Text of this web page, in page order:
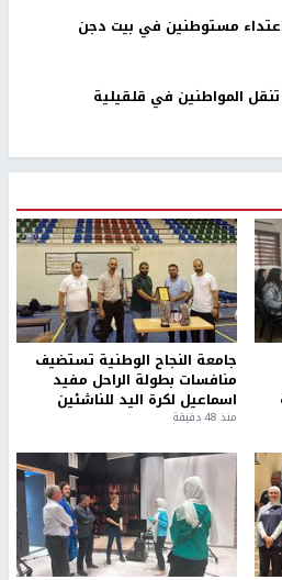
مستوطنين في بيت دجن
المواطنين في قلقيلية
جامعة النجاح الوطنية تستضيف
منافسات بطولة الراحل مفيد
اسماعيل لكرة اليد للناشئين
منذ 48 دقيقة